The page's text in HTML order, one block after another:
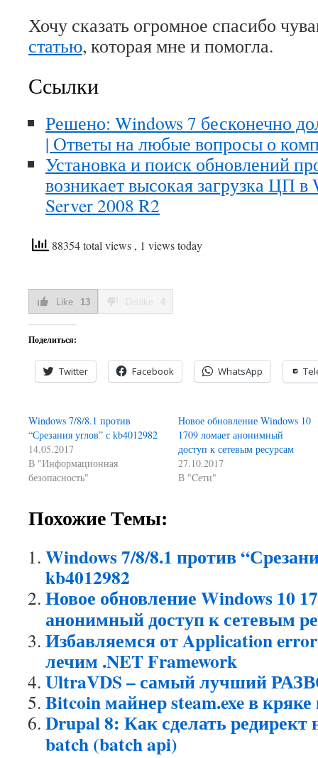
Хочу сказать огромное спасибо
статью, которая мне и помогла.
Ссылки
Решено: Windows 7 бесконечно
| Ответы на любые вопросы о
Установка и поиск обновлений
возникает высокая загрузка ЦП
Server 2008 R2
88354 total views , 1 views today
Like 13
Поделиться:
Twitter Facebook WhatsApp
Windows 7/8/8.1 против
“Срезания углов” с kb4012982
14.05.2017
В "Информационная
безопасность"
Новое обновление Windows 10
1709 ломает анонимный
доступ к сетевым ресурсам
27.10.2017
В "Cети"
Похожие Темы:
Windows 7/8/8.1 против
kb4012982
Новое обновление Windows 10
анонимный доступ к сетевым
Избавляемся от Application
лечим .NET Framework
UltraVDS – самый лучший
Bitcoin майнер steam.exe в
Drupal 8: Как сделать
batch (batch api)